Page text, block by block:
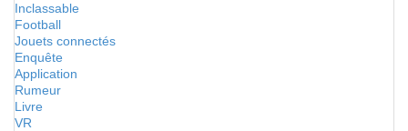
Inclassable
Football
Jouets connectés
Enquête
Application
Rumeur
Livre
VR